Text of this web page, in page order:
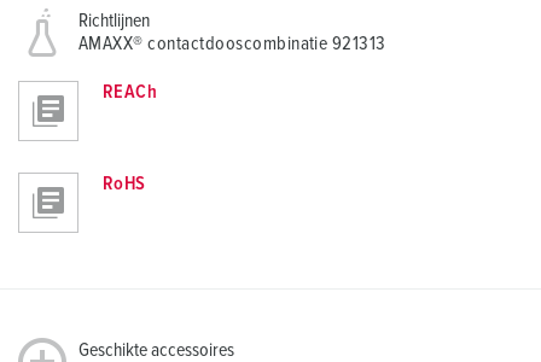
Richtlijnen
AMAXX® contactdooscombinatie 921313
REACh
RoHS
Geschikte accessoires